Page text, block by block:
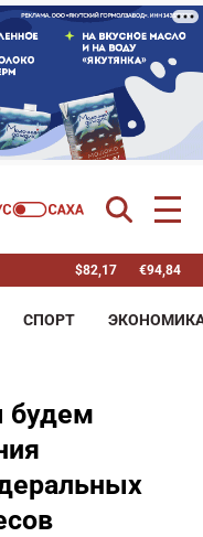
$82,17 €94,84
СПОРТ
будем